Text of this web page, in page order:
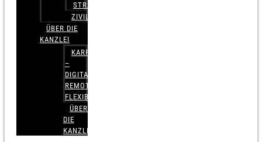
STRAFRECHT
ZIVILRECHT
ÜBER DIE
KANZLEI
KARRIERE
–
DIGITAL,
REMOTE,
FLEXIBEL
ÜBER
DIE
KANZLEI